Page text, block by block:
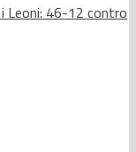
i Leoni: 46-12 contro